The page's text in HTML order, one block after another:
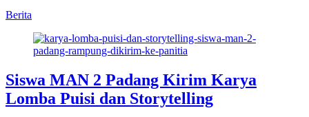
Berita
Siswa MAN 2 Padang Kirim Karya
Lomba Puisi dan Storytelling